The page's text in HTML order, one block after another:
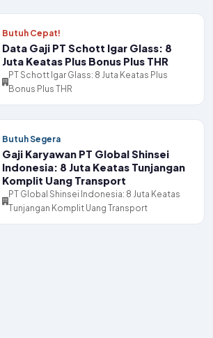
Butuh Cepat!
Data Gaji PT Schott Igar Glass: 8
Juta Keatas Plus Bonus Plus THR
PT Schott Igar Glass: 8 Juta Keatas Plus
Bonus Plus THR
Butuh Segera
Gaji Karyawan PT Global Shinsei
Indonesia: 8 Juta Keatas Tunjangan
Komplit Uang Transport
PT Global Shinsei Indonesia: 8 Juta Keatas
Tunjangan Komplit Uang Transport